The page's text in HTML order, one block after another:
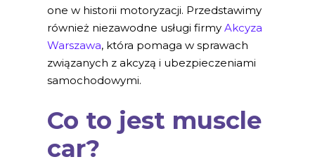
one w historii motoryzacji. Przedstawimy
również niezawodne usługi firmy Akcyza
Warszawa, która pomaga w sprawach
związanych z akcyzą i ubezpieczeniami
samochodowymi.
Co to jest muscle
car?